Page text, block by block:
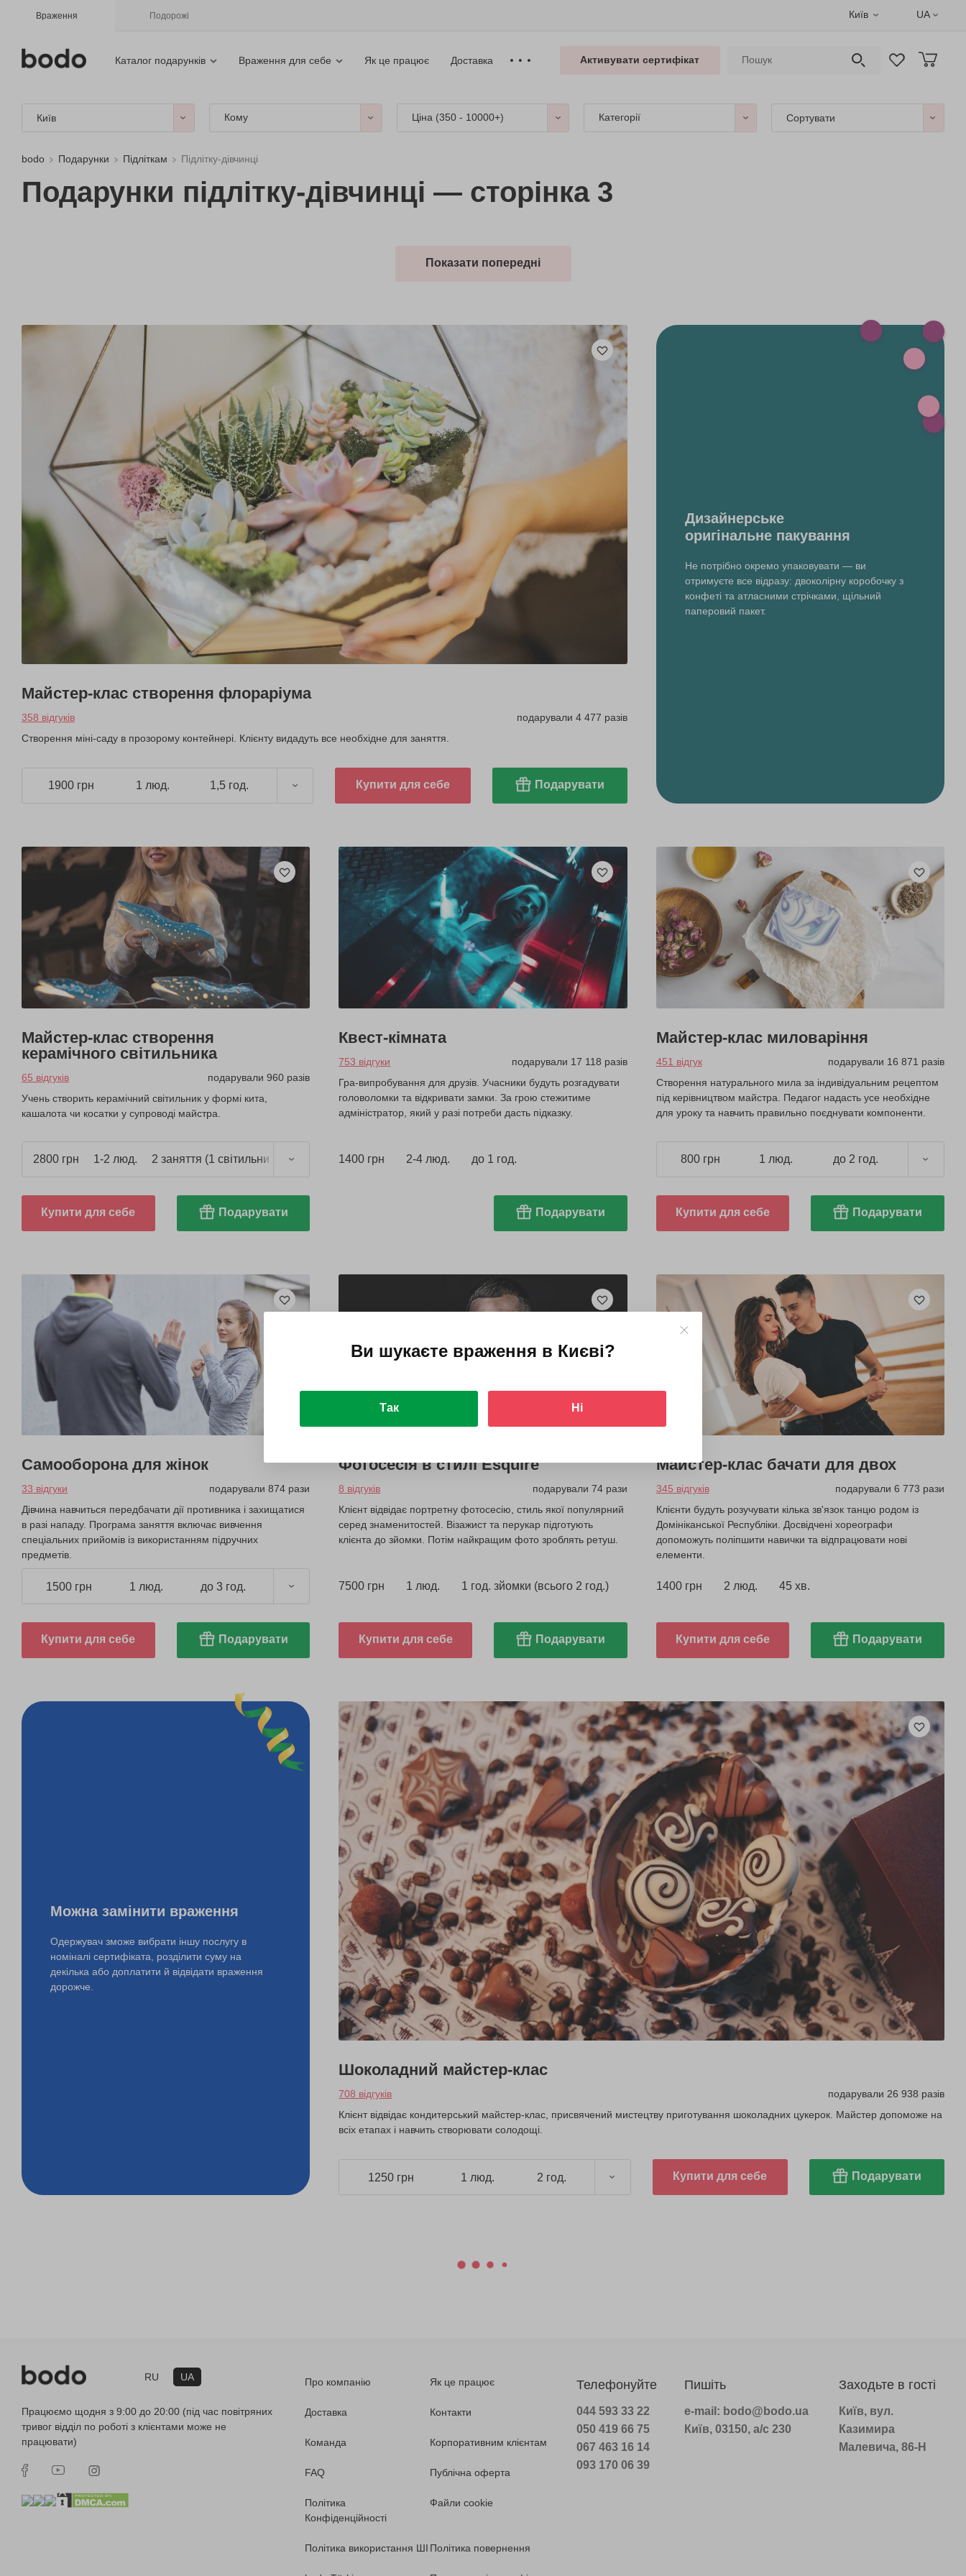
Враження Подорожі Київ UA
Каталог подарунків Враження для себе Як це працює Доставка Активувати сертифікат
Київ Кому Ціна (350 - 10000+) Категорії Сортувати
bodo Подарунки Підліткам Підлітку-дівчинці
Подарунки підлітку-дівчинці — сторінка 3
Показати попередні
Майстер-клас створення флораріума
358 відгуків
подарували 4 477 разів
Створення міні-саду в прозорому контейнері. Клієнту видадуть все необхідне для заняття.
1900 грн 1 люд. 1,5 год. Купити для себе Подарувати
Дизайнерське
оригінальне пакування
Не потрібно окремо упаковувати — ви
отримуєте все відразу: двоколірну коробочку з
конфеті та атласними стрічками, щільний
паперовий пакет.
Майстер-клас створення
керамічного світильника
65 відгуків
подарували 960 разів
Учень створить керамічний світильник у формі кита,
кашалота чи косатки у супроводі майстра.
2800 грн 1-2 люд. 2 заняття (1 світильник)
Купити для себе Подарувати
Квест-кімната
753 відгуки
подарували 17 118 разів
Гра-випробування для друзів. Учасники будуть розгадувати
головоломки та відкривати замки. За грою стежитиме
адміністратор, який у разі потреби дасть підказку.
1400 грн 2-4 люд. до 1 год.
Подарувати
Майстер-клас миловаріння
451 відгук
подарували 16 871 разів
Створення натурального мила за індивідуальним рецептом
під керівництвом майстра. Педагог надасть усе необхідне
для уроку та навчить правильно поєднувати компоненти.
800 грн 1 люд. до 2 год.
Купити для себе Подарувати
Самооборона для жінок
33 відгуки
подарували 874 рази
Дівчина навчиться передбачати дії противника і захищатися
в разі нападу. Програма заняття включає вивчення
спеціальних прийомів із використанням підручних
предметів.
1500 грн 1 люд. до 3 год.
Купити для себе Подарувати
Фотосесія в стилі Esquire
8 відгуків
подарували 74 рази
Клієнт відвідає портретну фотосесію, стиль якої популярний
серед знаменитостей. Візажист та перукар підготують
клієнта до зйомки. Потім найкращим фото зроблять ретуш.
7500 грн 1 люд. 1 год. зйомки (всього 2 год.)
Купити для себе Подарувати
Майстер-клас бачати для двох
345 відгуків
подарували 6 773 рази
Клієнти будуть розучувати кілька зв'язок танцю родом із
Домініканської Республіки. Досвідчені хореографи
допоможуть поліпшити навички та відпрацювати нові
елементи.
1400 грн 2 люд. 45 хв.
Купити для себе Подарувати
Можна замінити враження
Одержувач зможе вибрати іншу послугу в
номіналі сертифіката, розділити суму на
декілька або доплатити й відвідати враження
дорожче.
Шоколадний майстер-клас
708 відгуків
подарували 26 938 разів
Клієнт відвідає кондитерський майстер-клас, присвячений мистецтву приготування шоколадних цукерок. Майстер допоможе на
всіх етапах і навчить створювати солодощі.
1250 грн 1 люд. 2 год. Купити для себе Подарувати
RU UA
Працюємо щодня з 9:00 до 20:00 (під час повітряних
тривог відділ по роботі з клієнтами може не
працювати)
Про компанію Як це працює
Доставка Контакти
Команда Корпоративним клієнтам
FAQ Публічна оферта
Політика
Конфіденційності
Файли cookie
Політика використання ШІ Політика повернення
Телефонуйте
044 593 33 22
050 419 66 75
067 463 16 14
093 170 06 39
Пишіть
e-mail: bodo@bodo.ua
Київ, 03150, а/с 230
Заходьте в гості
Київ, вул.
Казимира
Малевича, 86-Н
Ви шукаєте враження в Києві?
Так Ні